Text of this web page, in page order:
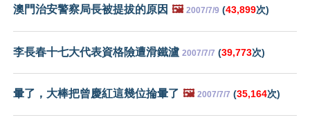
澳門治安警察局長被提拔的原因 🖼️ 2007/7/9 (43,899次)
李長春十七大代表資格險遭滑鐵瀘 2007/7/7 (39,773次)
暈了，大棒把曾慶紅這幾位掄暈了 🖼️ 2007/7/7 (35,164次)